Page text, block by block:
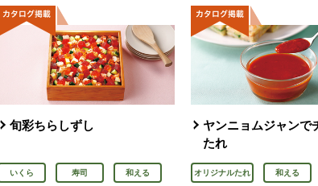
旬彩ちらしずし
いくら 寿司 和える
ヤンニョムジャンで
たれ
オリジナルたれ 和える